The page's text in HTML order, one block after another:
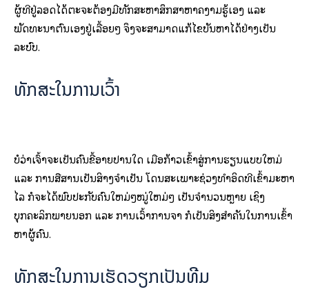
ຜູ້ທີ່ຢູ່ລອດໄດ້ຕະຈະຕ້ອງມີທັກສະຫາສຶກສາຫາຄງາມຮູ້ເອງ ແລະ
ພັດທະນາຕົນເອງຢູ່ເລື້ອຍໆ ຈຶ່ງຈະສາມາດແກ້ໄຂບັນຫາໄດ້ຢ່າງເປັນ
ລະບົບ.
ທັກສະໃນການເວົ້າ
ບໍ່ວ່າເຈົ້າຈະເປັນຄົນຂີ້ອາຍປານໃດ ເມື່ອກ້າວເຂົ້າສູ່ການຮຽນແບບໃຫມ່
ແລະ ການສື່ສານເປັນສິາງຈຳເປັນ ໂດນສະເພາະຊ່ວງທຳອິດທີ່ເຂົ້າມະຫາ
ໄລ ກໍຈະໄດ້ພົບປະກັບຄົນໃຫມ່ໆໝູ່ໃຫມ່ໆ ເປັນຈຳນວນຫຼາຍ ເຊິ່ງ
ບຸກຄະລິກພາຍນອກ ແລະ ການເວົ້າການຈາ ກໍເປັນສິ່ງສຳຄັນໃນການເຂົ້າ
ຫາຜູ້ຄົນ.
ທັກສະໃນການເຮັດວຽກເປັນທີມ